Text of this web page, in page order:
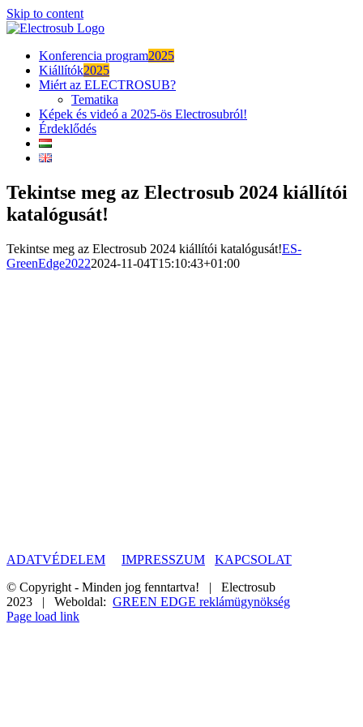
Skip to content
Konferencia program2025
Kiállítók2025
Miért az ELECTROSUB?
Tematika
Képek és videó a 2025-ös Electrosubról!
Érdeklődés
Tekintse meg az Electrosub 2024 kiállítói
katalógusát!
Tekintse meg az Electrosub 2024 kiállítói katalógusát!ES-
GreenEdge20222024-11-04T15:10:43+01:00
ADATVÉDELEM IMPRESSZUM
KAPCSOLAT
© Copyright - Minden jog fenntartva! | Electrosub
2023 | Weboldal: GREEN EDGE reklámügynökség
Page load link